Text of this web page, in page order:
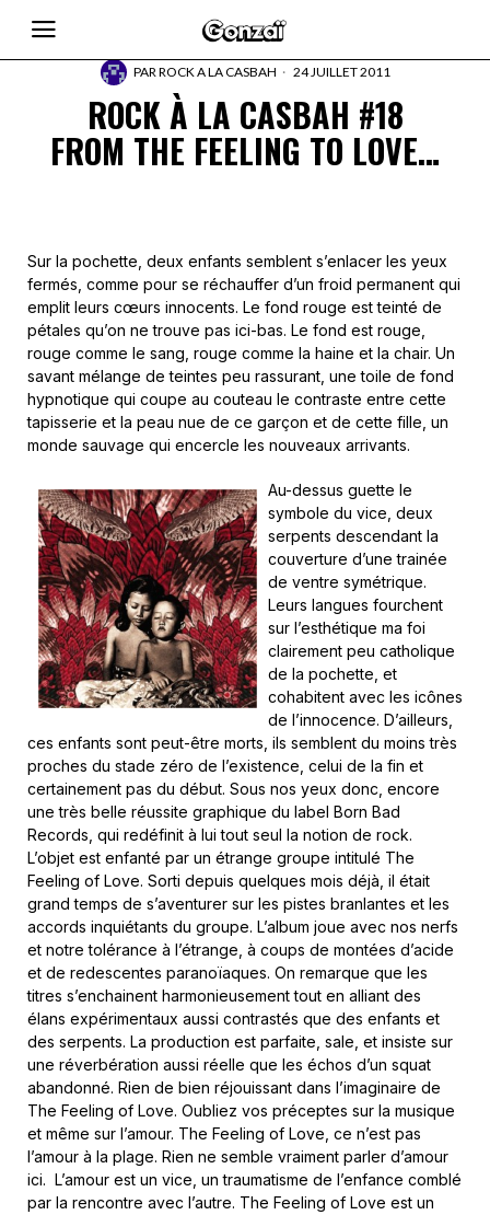
PARROCK A LA CASBAH 24 JUILLET 2011
ROCK À LA CASBAH #18
FROM THE FEELING TO LOVE…
Sur la pochette, deux enfants semblent s’enlacer les yeux
fermés, comme pour se réchauffer d’un froid permanent qui
emplit leurs cœurs innocents. Le fond rouge est teinté de
pétales qu’on ne trouve pas ici-bas. Le fond est rouge,
rouge comme le sang, rouge comme la haine et la chair. Un
savant mélange de teintes peu rassurant, une toile de fond
hypnotique qui coupe au couteau le contraste entre cette
tapisserie et la peau nue de ce garçon et de cette fille, un
monde sauvage qui encercle les nouveaux arrivants.
Au-dessus guette le
symbole du vice, deux
serpents descendant la
couverture d’une trainée
de ventre symétrique.
Leurs langues fourchent
sur l’esthétique ma foi
clairement peu catholique
de la pochette, et
cohabitent avec les icônes
de l’innocence. D’ailleurs,
ces enfants sont peut-être morts, ils semblent du moins très
proches du stade zéro de l’existence, celui de la fin et
certainement pas du début. Sous nos yeux donc, encore
une très belle réussite graphique du label Born Bad
Records, qui redéfinit à lui tout seul la notion de rock.
L’objet est enfanté par un étrange groupe intitulé The
Feeling of Love. Sorti depuis quelques mois déjà, il était
grand temps de s’aventurer sur les pistes branlantes et les
accords inquiétants du groupe. L’album joue avec nos nerfs
et notre tolérance à l’étrange, à coups de montées d’acide
et de redescentes paranoïaques. On remarque que les
titres s’enchainent harmonieusement tout en alliant des
élans expérimentaux aussi contrastés que des enfants et
des serpents. La production est parfaite, sale, et insiste sur
une réverbération aussi réelle que les échos d’un squat
abandonné. Rien de bien réjouissant dans l’imaginaire de
The Feeling of Love. Oubliez vos préceptes sur la musique
et même sur l’amour. The Feeling of Love, ce n’est pas
l’amour à la plage. Rien ne semble vraiment parler d’amour
ici. L’amour est un vice, un traumatisme de l’enfance comblé
par la rencontre avec l’autre. The Feeling of Love est un